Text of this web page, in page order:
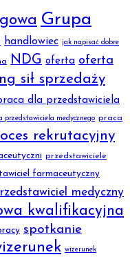
Grupa
handlowiec jak napisać dobre
NDG oferta oferta
sił sprzedaży
dla przedstawiciela
przedstawiciela medycznego praca
rekrutacyjny
przedstawiciele
farmaceutyczny
medyczny
kwalifikacyjna
spotkanie
wizerunek